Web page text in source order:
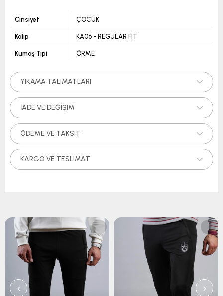
Cinsiyet ÇOCUK
Kalıp KA06 - REGULAR FIT
Kumaş Tipi ÖRME
YIKAMA TALIMATLARI
İADE VE DEĞIŞIM
ÖDEME VE TAKSIT
KARGO VE TESLIMAT
‹ ›